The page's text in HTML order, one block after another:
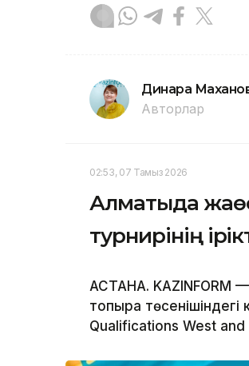
Динара
Авторлар
02:53, 07 Тамыз 2026
Алматыда
турнирінің
АСТАНА. KAZINFORM
топырақ
Qualifications West and